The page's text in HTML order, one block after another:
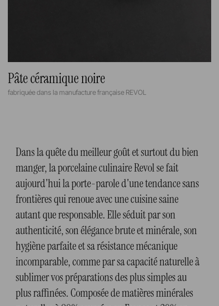
Pâte céramique noire
fabriquée dans la manufacture française REVOL
Dans la quête du meilleur goût et surtout du bien
manger, la porcelaine culinaire Revol se fait
aujourd'hui la porte-parole d'une tendance sans
frontières qui renoue avec une cuisine saine
autant que responsable. Elle séduit par son
authenticité, son élégance brute et minérale, son
hygiène parfaite et sa résistance mécanique
incomparable, comme par sa capacité naturelle à
sublimer vos préparations des plus simples au
plus raffinées. Composée de matières minérales